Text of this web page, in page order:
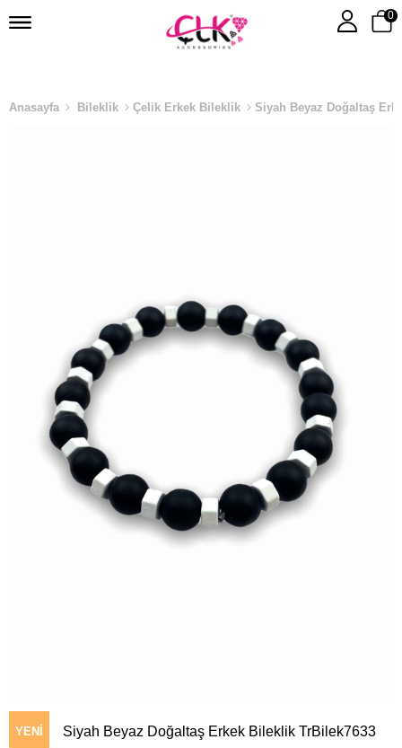
0
Anasayfa Bileklik Çelik Erkek Bileklik
YENI Siyah Beyaz Doğaltaş Erkek Bileklik TrBilek7633